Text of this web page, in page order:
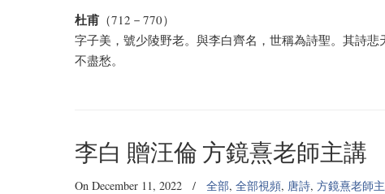
杜甫 （712－770）
字子美，號少陵野老。與李白齊名，世稱為詩聖。其詩
不盡愁。
李白 贈汪倫 方鏡熹老師主講
On December 11, 2022 / 全部, 全部視頻, 唐詩, 方鏡熹老師